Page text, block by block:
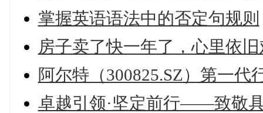
掌握英语语法中的否定句规则
房子卖了快一年了，心里依
阿尔特（300825.SZ）第一
卓越引领·坚定前行——致敬